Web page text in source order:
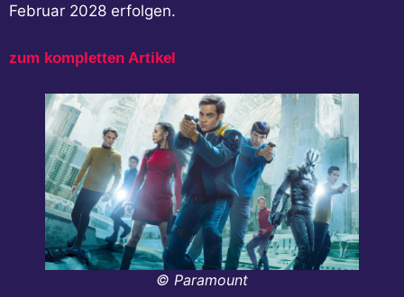
Februar 2028 erfolgen.
zum kompletten Artikel
© Paramount